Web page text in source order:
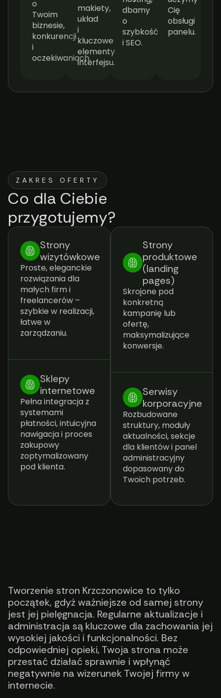
o
Twoim
biznesie,
konkurencji
i
oczekiwaniach.
makiety,
układ
i
kluczowe
elementy
interfejsu.
dbamy
o
szybkość
i SEO.
Cię
obsługi
panelu.
ZAKRES OFERTY
Co dla Ciebie
przygotujemy?
Strony
wizytówkowe
Proste, eleganckie
rozwiązania dla
małych firm i
freelancerów –
szybkie w realizacji,
łatwe w
zarządzaniu.
Sklepy
internetowe
Pełna integracja z
systemami
płatności, intuicyjna
nawigacja i proces
zakupowy
zoptymalizowany
pod klienta.
Strony
produktowe
(landing
pages)
Skrojone pod
konkretną
kampanię lub
ofertę,
maksymalizujące
konwersje.
Serwisy
korporacyjne
Rozbudowane
struktury, moduły
aktualności, sekcje
dla klientów i panel
administracyjny
dopasowany do
Twoich potrzeb.
Tworzenie stron Krzczonowice to tylko
początek, gdyż ważniejsze od samej strony
jest jej pielęgnacja. Regularne aktualizacje i
administracja są kluczowe dla zachowania jej
wysokiej jakości i funkcjonalności. Bez
odpowiedniej opieki, Twoja strona może
przestać działać sprawnie i wpłynąć
negatywnie na wizerunek Twojej firmy w
internecie.